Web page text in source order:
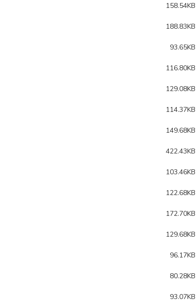
158.54KB
188.83KB
93.65KB
116.80KB
129.08KB
114.37KB
149.68KB
422.43KB
103.46KB
122.68KB
172.70KB
129.68KB
96.17KB
80.28KB
93.07KB